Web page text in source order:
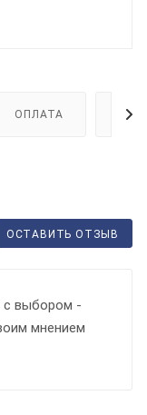
ОПЛАТА
ОСТАВИТЬ ОТЗЫВ
с выбором -
мнением